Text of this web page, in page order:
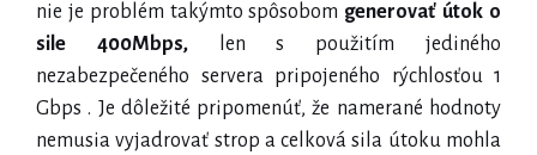
nie je problém takýmto spôsobom generovať útok o
sile 400Mbps,len s použitím jediného
nezabezpečeného servera pripojeného rýchlosťou 1
Gbps . Je dôležité pripomenúť, že namerané hodnoty
nemusia vyjadrovať strop a celková sila útoku mohla